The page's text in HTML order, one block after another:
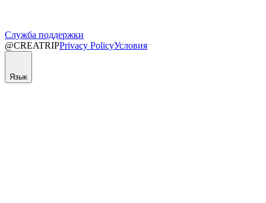
Служба поддержки
@CREATRIPPrivacy PolicyУсловия
Язык